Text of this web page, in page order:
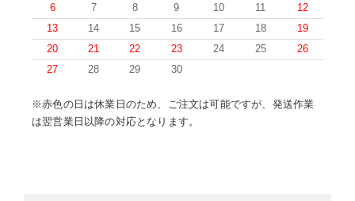
6
7 8 9 10 11
12
13
14 15 16 17 18
19
20
21 22 23 24 25
26
27
28 29 30
※赤色の日は休業日のため、ご注文は可能ですが、発送作業
は翌営業日以降の対応となります。